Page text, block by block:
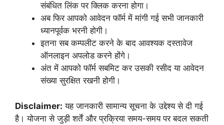
संबंधित लिंक पर क्लिक करना होगा।
अब फिर आपको आवेदन फॉर्म में मांगी गई सभी जानकारी
ध्यानपूर्वक भरनी होगी।
इतना सब कम्पलीट करने के बाद आवश्यक दस्तावेज
ऑनलाइन अपलोड करने होंगे।
अंत में आपको फॉर्म सबमिट कर उसकी रसीद या आवेदन
संख्या सुरक्षित रखनी होगी।
Disclaimer: यह जानकारी सामान्य सूचना के उद्देश्य से दी गई
है। योजना से जुड़ी शर्तें और प्रक्रिया समय-समय पर बदल सकती